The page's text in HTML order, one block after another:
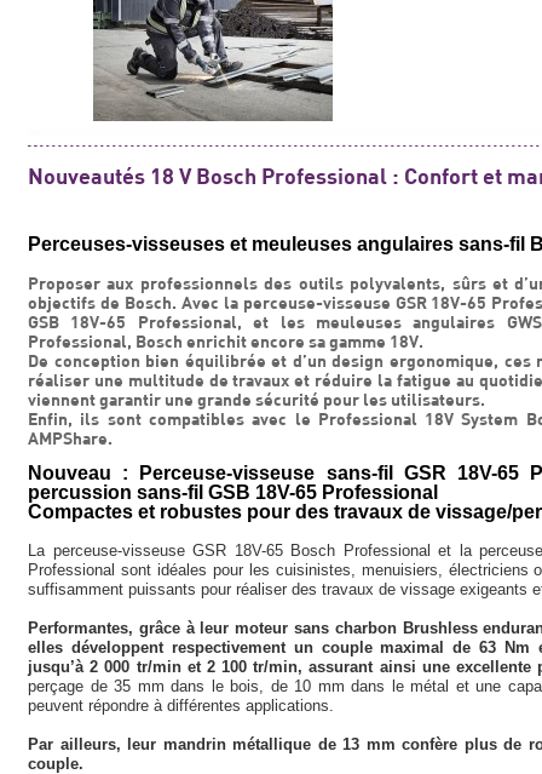
Nouveautés 18 V Bosch Professional : Confort et
Perceuses-visseuses et meuleuses angulaires sans-fil
Proposer aux professionnels des outils polyvalents, sûrs et
objectifs de Bosch. Avec la perceuse-visseuse GSR 18V-65
GSB 18V-65 Professional, et les meuleuses angulaires
Professional, Bosch enrichit encore sa gamme 18V.
De conception bien équilibrée et d’un design ergonomique,
réaliser une multitude de travaux et réduire la fatigue au
viennent garantir une grande sécurité pour les utilisateurs.
Enfin, ils sont compatibles avec le Professional 18V System
AMPShare.
Nouveau : Perceuse-visseuse sans-fil GSR 18V-65
percussion sans-fil GSB 18V-65 Professional
Compactes et robustes pour des travaux de vissage/
La perceuse-visseuse GSR 18V-65 Bosch Professional et la
Professional sont idéales pour les cuisinistes, menuisiers, électriciens
suffisamment puissants pour réaliser des travaux de vissage exigeants
Performantes, grâce à leur moteur sans charbon Brushless
elles développent respectivement un couple maximal de 63
jusqu’à 2 000 tr/min et 2 100 tr/min, assurant ainsi une excellente
perçage de 35 mm dans le bois, de 10 mm dans le métal et une
peuvent répondre à différentes applications.
Par ailleurs, leur mandrin métallique de 13 mm confère plus de
couple.